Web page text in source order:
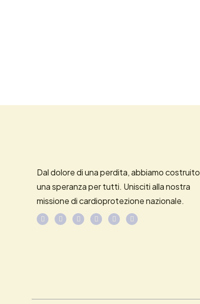
Dal dolore di una perdita, abbiamo costruito
una speranza per tutti. Unisciti alla nostra
missione di cardioprotezione nazionale.